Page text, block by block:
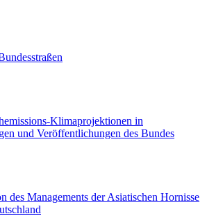
Klimaprojektionen in
und Veröffentlichungen des Bundes
des Managements der Asiatischen Hornisse